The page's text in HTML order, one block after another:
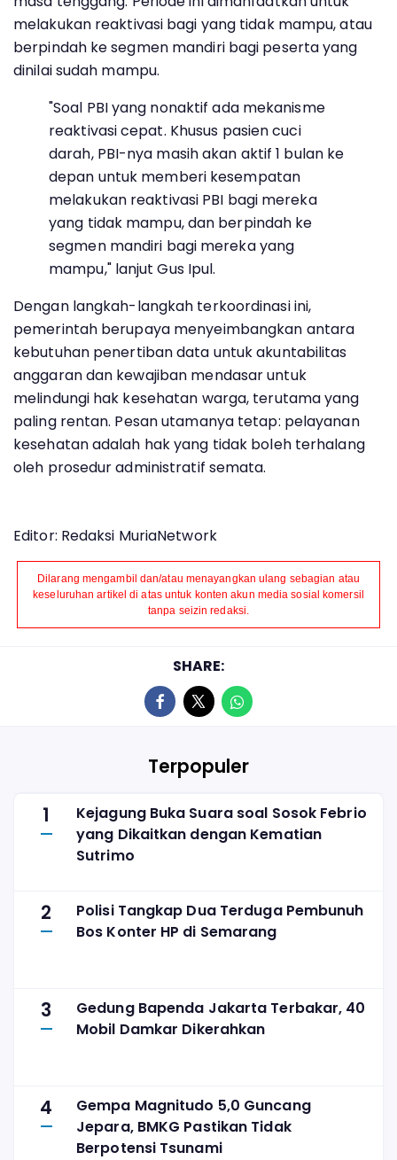
melakukan reaktivasi bagi yang tidak mampu, atau
berpindah ke segmen mandiri bagi peserta yang
dinilai sudah mampu.
"Soal PBI yang nonaktif ada mekanisme
reaktivasi cepat. Khusus pasien cuci
darah, PBI-nya masih akan aktif 1 bulan ke
depan untuk memberi kesempatan
melakukan reaktivasi PBI bagi mereka
yang tidak mampu, dan berpindah ke
segmen mandiri bagi mereka yang
mampu," lanjut Gus Ipul.
Dengan langkah-langkah terkoordinasi ini,
pemerintah berupaya menyeimbangkan antara
kebutuhan penertiban data untuk akuntabilitas
anggaran dan kewajiban mendasar untuk
melindungi hak kesehatan warga, terutama yang
paling rentan. Pesan utamanya tetap: pelayanan
kesehatan adalah hak yang tidak boleh terhalang
oleh prosedur administratif semata.
Editor: Redaksi MuriaNetwork
Dilarang mengambil dan/atau menayangkan ulang sebagian atau
keseluruhan artikel di atas untuk konten akun media sosial komersil
tanpa seizin redaksi.
SHARE:
Terpopuler
1
Kejagung Buka Suara soal Sosok Febrio
yang Dikaitkan dengan Kematian
Sutrimo
2
Polisi Tangkap Dua Terduga Pembunuh
Bos Konter HP di Semarang
3
Gedung Bapenda Jakarta Terbakar, 40
Mobil Damkar Dikerahkan
4
Gempa Magnitudo 5,0 Guncang
Jepara, BMKG Pastikan Tidak
Berpotensi Tsunami